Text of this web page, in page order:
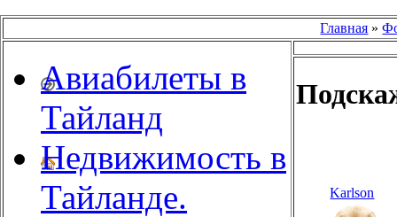
Главная »
Авиабилеты в
Тайланд
Недвижимость в
Тайланде.
Karlson